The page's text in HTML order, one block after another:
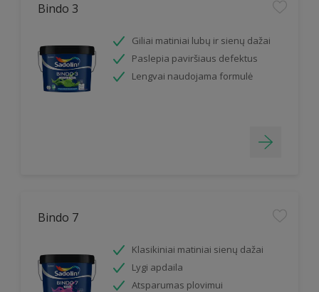
Bindo 3
Giliai matiniai lubų ir sienų dažai
Paslepia paviršiaus defektus
Lengvai naudojama formulė
Bindo 7
Klasikiniai matiniai sienų dažai
Lygi apdaila
Atsparumas plovimui